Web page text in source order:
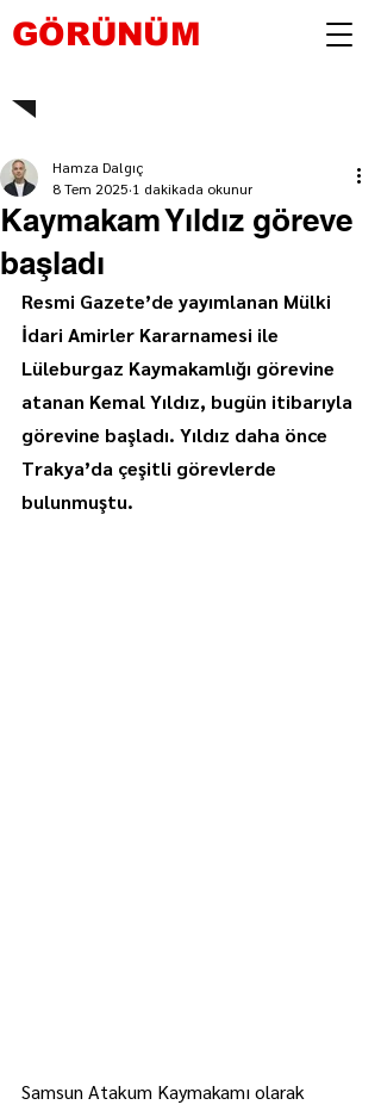
GÖRÜNÜM
Kaymakam Yıldız göreve
başladı
Hamza Dalgıç
8 Tem 2025 1 dakikada okunur
Resmi Gazete’de yayımlanan Mülki
İdari Amirler Kararnamesi ile
Lüleburgaz Kaymakamlığı görevine
atanan Kemal Yıldız, bugün itibarıyla
görevine başladı. Yıldız daha önce
Trakya’da çeşitli görevlerde
bulunmuştu.
Samsun Atakum Kaymakamı olarak